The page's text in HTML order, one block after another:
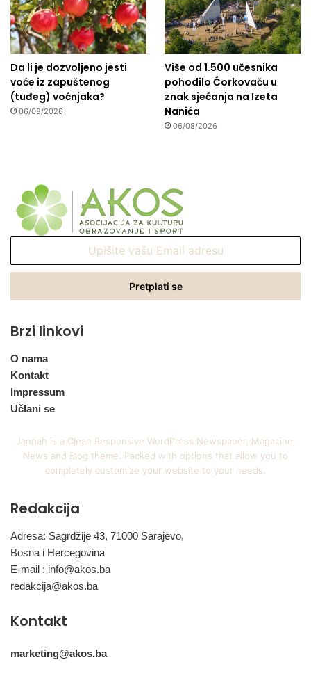
Da li je dozvoljeno jesti
voće iz zapuštenog
(tuđeg) voćnjaka?
06/08/2026
Više od 1.500 učesnika
pohodilo Ćorkovaču u
znak sjećanja na Izeta
Nanića
06/08/2026
Email
Brzi linkovi
O nama
Kontakt
Impressum
Učlani se
Jannah is a Clean Responsive WordPress Newspaper, Magazine,
News and Blog theme. Packed with options that allow you to
completely customize your website to your needs.
Redakcija
Adresa: Sagrdžije 43, 71000 Sarajevo,
Bosna i Hercegovina
E-mail : info@akos.ba
redakcija@akos.ba
Kontakt
marketing@akos.ba